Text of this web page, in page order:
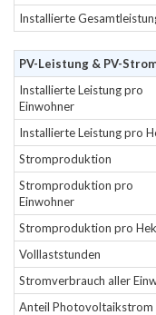
Installierte
PV-Leistung & PV-
Installierte Leistung pro
Einwohner
Installierte Leistung pro
Stromproduktion
Stromproduktion pro
Einwohner
Stromproduktion pro
Volllaststunden
Stromverbrauch aller
Anteil Photovoltaikstrom